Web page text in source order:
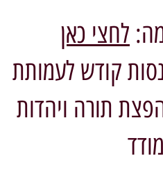
לחצי כאן
קודש לעמותת
תורה ויהדות